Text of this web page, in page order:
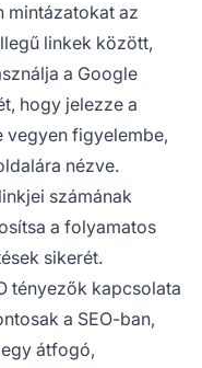
mintázatokat az
linkek között,
a Google
hogy jelezze a
vegyen figyelembe,
nézve.
számának
a folyamatos
sikerét.
tényezők kapcsolata
a SEO-ban,
átfogó,